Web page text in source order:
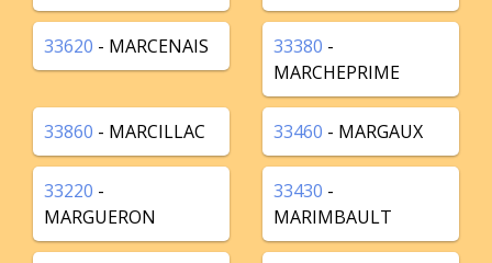
33620 - MARCENAIS 33380 -
MARCHEPRIME
33860 - MARCILLAC 33460 - MARGAUX
33220 -
MARGUERON
33430 -
MARIMBAULT